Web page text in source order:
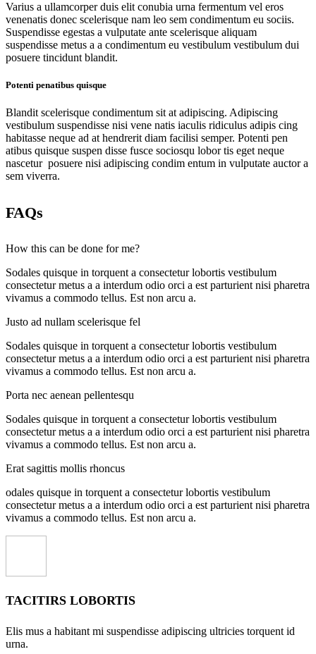
Varius a ullamcorper duis elit conubia urna fermentum vel eros
venenatis donec scelerisque nam leo sem condimentum eu sociis.
Suspendisse egestas a vulputate ante scelerisque aliquam
suspendisse metus a a condimentum eu vestibulum vestibulum dui
posuere tincidunt blandit.
Potenti penatibus quisque
Blandit scelerisque condimentum sit at adipiscing. Adipiscing
vestibulum suspendisse nisi vene natis iaculis ridiculus adipis cing
habitasse neque ad at hendrerit diam facilisi semper. Potenti pen
atibus quisque suspen disse fusce sociosqu lobor tis eget neque
nascetur posuere nisi adipiscing condim entum in vulputate auctor a
sem viverra.
FAQs
How this can be done for me?
Sodales quisque in torquent a consectetur lobortis vestibulum
consectetur metus a a interdum odio orci a est parturient nisi pharetra
vivamus a commodo tellus. Est non arcu a.
Justo ad nullam scelerisque fel
Sodales quisque in torquent a consectetur lobortis vestibulum
consectetur metus a a interdum odio orci a est parturient nisi pharetra
vivamus a commodo tellus. Est non arcu a.
Porta nec aenean pellentesqu
Sodales quisque in torquent a consectetur lobortis vestibulum
consectetur metus a a interdum odio orci a est parturient nisi pharetra
vivamus a commodo tellus. Est non arcu a.
Erat sagittis mollis rhoncus
odales quisque in torquent a consectetur lobortis vestibulum
consectetur metus a a interdum odio orci a est parturient nisi pharetra
vivamus a commodo tellus. Est non arcu a.
TACITIRS LOBORTIS
Elis mus a habitant mi suspendisse adipiscing ultricies torquent id
urna.